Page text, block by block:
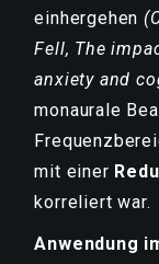
einhergehen
Fell, The
anxiety and
monaurale
mit einer
korreliert war.
Anwendung